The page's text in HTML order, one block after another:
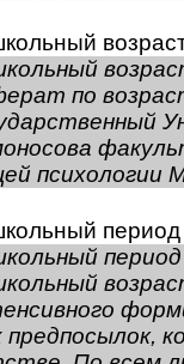
по
психологии
период
предпосылок,